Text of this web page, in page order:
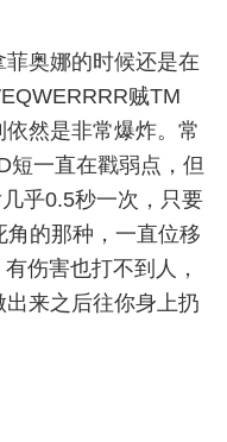
奥娜的时候还是在
贼TM
然是非常爆炸。常
短一直在戳弱点，但
乎0.5秒一次，只要
角的那种，一直位移
伤害也打不到人，
来之后往你身上扔